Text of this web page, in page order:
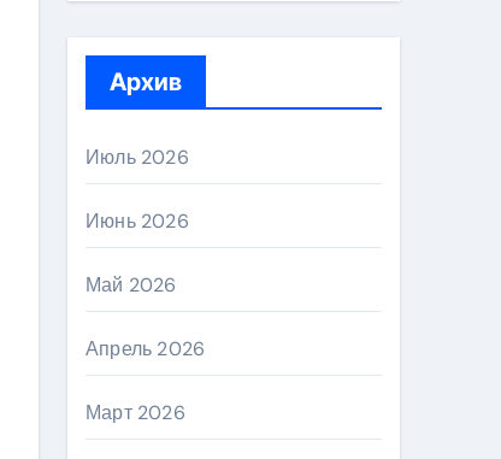
Архив
Июль 2026
Июнь 2026
Май 2026
Апрель 2026
Март 2026